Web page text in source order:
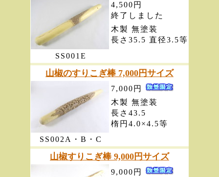
SS001E
4,500円
終了しました
木製 無塗装
長さ35.5 直径3.5等
山椒のすりこぎ棒 7,000円サイズ
SS002A・B・C
7,000円
木製 無塗装
長さ43.5
楕円4.0×4.5等
山椒すりこぎ棒 9,000円サイズ
9,000円